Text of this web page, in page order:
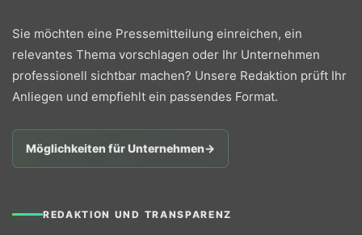
Sie möchten eine Pressemitteilung einreichen, ein
relevantes Thema vorschlagen oder Ihr Unternehmen
professionell sichtbar machen? Unsere Redaktion prüft Ihr
Anliegen und empfiehlt ein passendes Format.
Möglichkeiten für Unternehmen→
REDAKTION UND TRANSPARENZ